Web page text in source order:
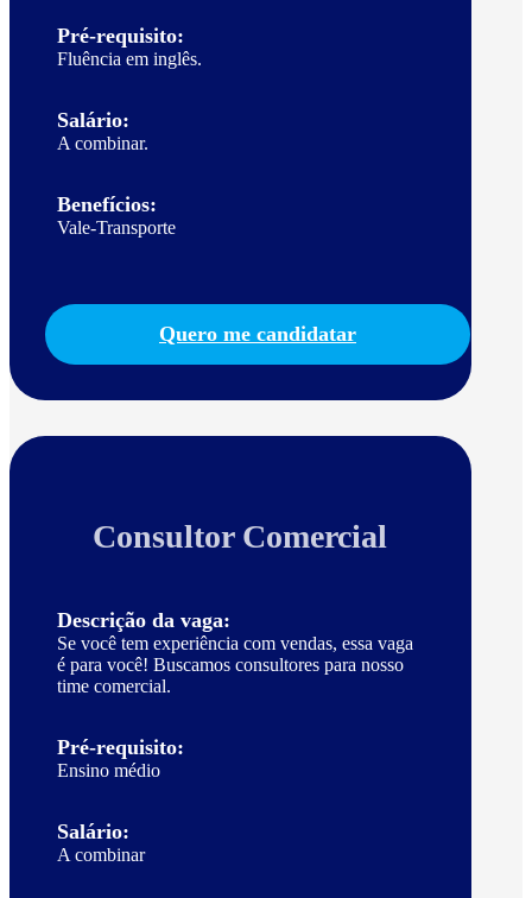
Pré-requisito:
Fluência em inglês.
Salário:
A combinar.
Benefícios:
Vale-Transporte
Quero me candidatar
Consultor Comercial
Descrição da vaga:
Se você tem experiência com vendas, essa vaga
é para você! Buscamos consultores para nosso
time comercial.
Pré-requisito:
Ensino médio
Salário:
A combinar